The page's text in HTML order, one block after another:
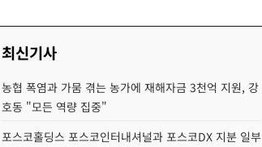
최신기사
농협 폭염과 가뭄 겪는 농가에 재해자금 3천억 지원, 강
호동 "모든 역량 집중"
포스코홀딩스 포스코인터내셔널과 포스코DX 지분 일부